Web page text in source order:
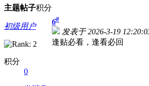
主题帖子积分
初级用户
积分
0
6#
发表于 2026-3-19
逢贴必看，逢看必回